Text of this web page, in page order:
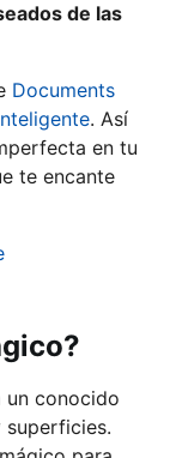
de las
Documents
. Así
en tu
te encante
un conocido